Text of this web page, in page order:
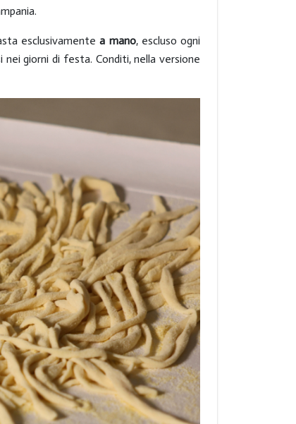
esclusivamentea mano, escluso ogni
giorni di festa. Conditi, nella versione